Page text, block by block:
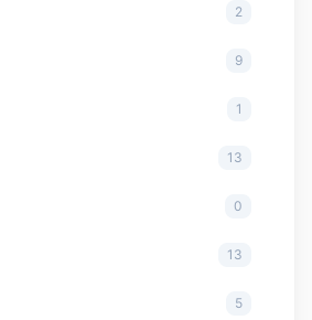
2
9
1
13
0
13
5